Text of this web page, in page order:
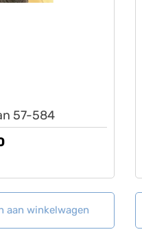
57-584
aan winkelwagen